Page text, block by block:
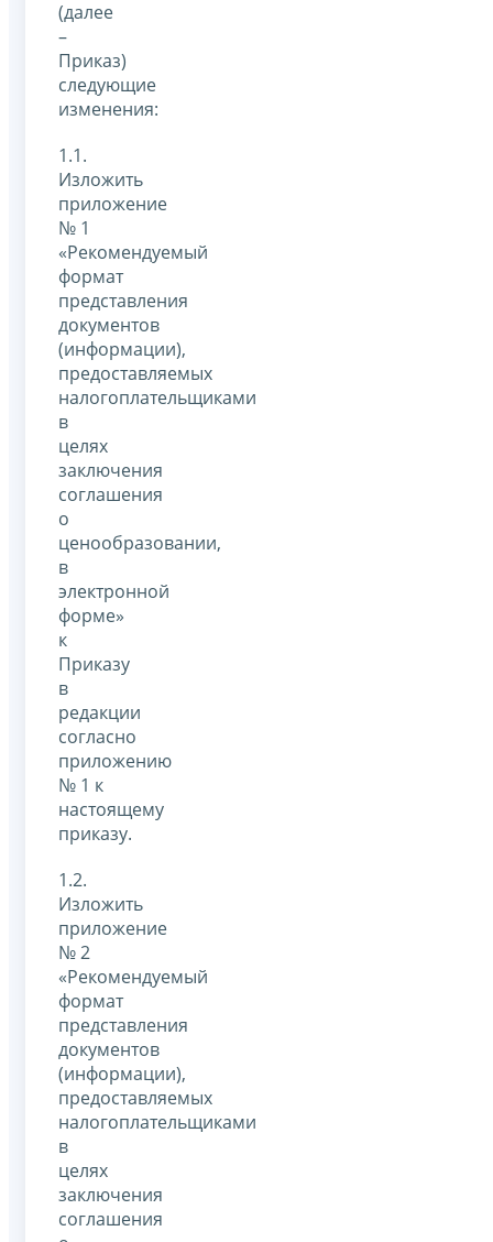
(далее
–
Приказ)
следующие
изменения:
1.1.
Изложить
приложение
№ 1
«Рекомендуемый
формат
представления
документов
(информации),
предоставляемых
налогоплательщиками
в
целях
заключения
соглашения
о
ценообразовании,
в
электронной
форме»
к
Приказу
в
редакции
согласно
приложению
№ 1 к
настоящему
приказу.
1.2.
Изложить
приложение
№ 2
«Рекомендуемый
формат
представления
документов
(информации),
предоставляемых
налогоплательщиками
в
целях
заключения
соглашения